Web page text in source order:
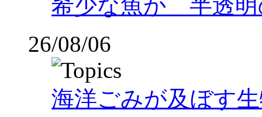
希少な魚か 半透明
26/08/06
海洋ごみが及ぼす